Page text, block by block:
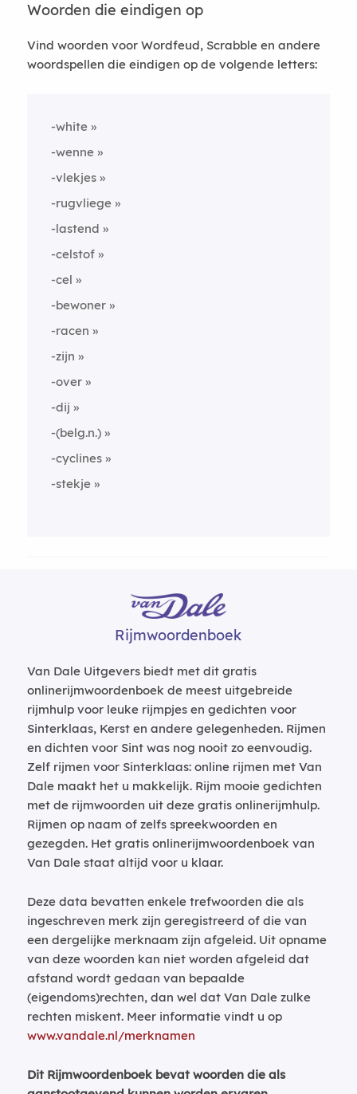
Woorden die eindigen op
Vind woorden voor Wordfeud, Scrabble en andere
woordspellen die eindigen op de volgende letters:
-white
-wenne
-vlekjes
-rugvliege
-lastend
-celstof
-cel
-bewoner
-racen
-zijn
-over
-dij
-(belg.n.)
-cyclines
-stekje
Rijmwoordenboek
Van Dale Uitgevers biedt met dit gratis
onlinerijmwoordenboek de meest uitgebreide
rijmhulp voor leuke rijmpjes en gedichten voor
Sinterklaas, Kerst en andere gelegenheden. Rijmen
en dichten voor Sint was nog nooit zo eenvoudig.
Zelf rijmen voor Sinterklaas: online rijmen met Van
Dale maakt het u makkelijk. Rijm mooie gedichten
met de rijmwoorden uit deze gratis onlinerijmhulp.
Rijmen op naam of zelfs spreekwoorden en
gezegden. Het gratis onlinerijmwoordenboek van
Van Dale staat altijd voor u klaar.
Deze data bevatten enkele trefwoorden die als
ingeschreven merk zijn geregistreerd of die van
een dergelijke merknaam zijn afgeleid. Uit opname
van deze woorden kan niet worden afgeleid dat
afstand wordt gedaan van bepaalde
(eigendoms)rechten, dan wel dat Van Dale zulke
rechten miskent. Meer informatie vindt u op
www.vandale.nl/merknamen
Dit Rijmwoordenboek bevat woorden die als